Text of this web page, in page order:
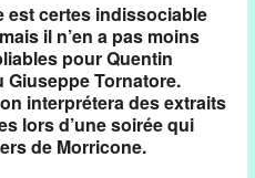
est certes indissociable
il n’en a pas moins
pour Quentin
Giuseppe Tornatore.
interprétera des extraits
lors d’une soirée qui
de Morricone.